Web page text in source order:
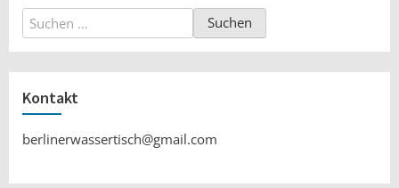
Suchen
nach:
Kontakt
berlinerwassertisch@gmail.com